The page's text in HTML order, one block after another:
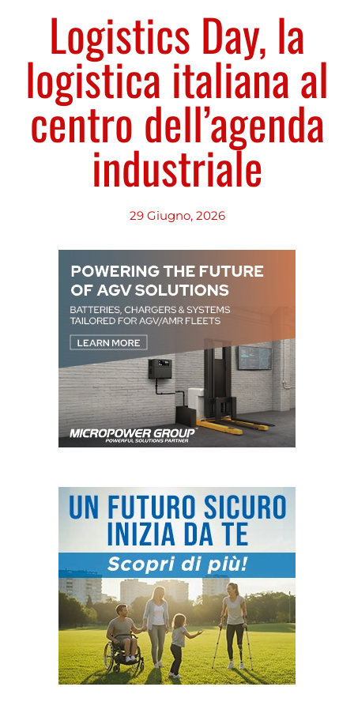
Logistics Day, la
logistica italiana al
centro dell’agenda
industriale
29 Giugno, 2026